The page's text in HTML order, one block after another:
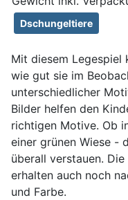
Dschungeltiere
Mit diesem Legespiel
wie gut sie im
unterschiedlicher
Bilder helfen den
richtigen Motive. Ob
einer grünen Wiese -
überall verstauen.
erhalten auch noch
und Farbe.